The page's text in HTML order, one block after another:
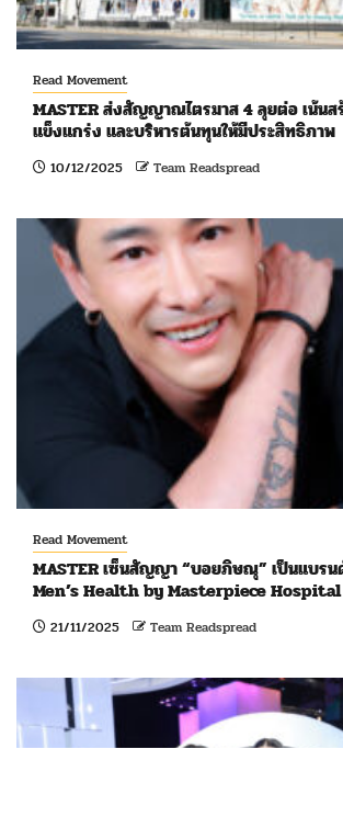
Read Movement
MASTER ส่งสัญญาณไตรมาส 4 ลุยต่อ เน้นส
แข็งแกร่ง และบริหารต้นทุนให้มีประสิทธิภาพ
10/12/2025 Team Readspread
Read Movement
MASTER เซ็นสัญญา “บอยภิษณุ” เป็นแบรน
Men’s Health by Masterpiece Hospital
21/11/2025 Team Readspread